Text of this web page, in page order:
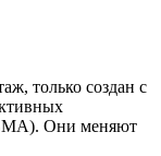
только создан с
Они меняют